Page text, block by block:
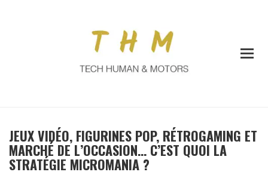
JEUX VIDÉO, FIGURINES POP, RÉTROGAMING ET
MARCHÉ DE L’OCCASION… C’EST QUOI LA
STRATÉGIE MICROMANIA ?